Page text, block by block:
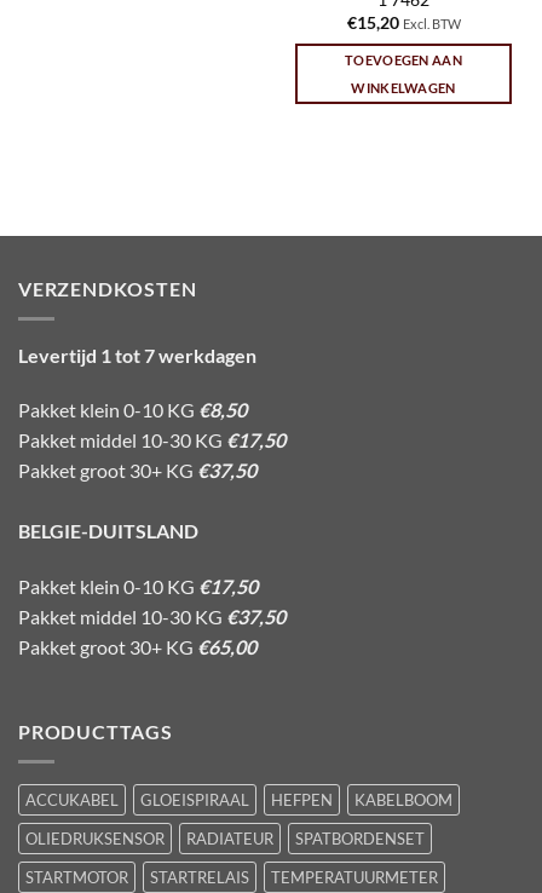
€15,20 Excl. BTW
TOEVOEGEN AAN
WINKELWAGEN
VERZENDKOSTEN
Levertijd 1 tot 7 werkdagen
Pakket klein 0-10 KG €8,50
Pakket middel 10-30 KG €17,50
Pakket groot 30+ KG €37,50
BELGIE-DUITSLAND
Pakket klein 0-10 KG €17,50
Pakket middel 10-30 KG €37,50
Pakket groot 30+ KG €65,00
PRODUCTTAGS
ACCUKABEL GLOEISPIRAAL HEFPEN
KABELBOOM
OLIEDRUKSENSOR
RADIATEUR
SPATBORDENSET
STARTMOTOR
STARTRELAIS
TEMPERATUURMETER